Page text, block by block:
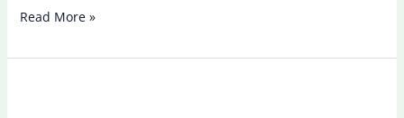
Pressionada
conta
Read More »